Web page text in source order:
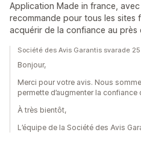
Application Made in france, avec
recommande pour tous les sites
acquérir de la confiance au près
Société des Avis Garantis svarade
Bonjour,
Merci pour votre avis. Nous
permette d’augmenter la
À très bientôt,
L’équipe de la Société des Avis